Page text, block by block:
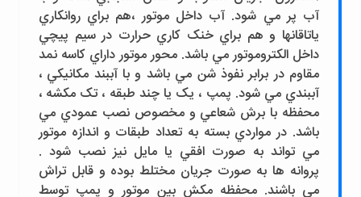
آب پر مي شود. آب داخل موتور ،هم براي روانکاري
ياتاقانها و هم براي خنک کاري حرارت در سيم پيچي
داخل الکتروموتور مي باشد. محور موتور داراي کاسه نمد
مقاوم در برابر نفوذ شن مي باشد و با آببند مکانيکي ،
آببندي مي شود. پمپ ، يک يا چند طبقه ، تک مکشه ،
محفظه با برش شعاعي و مخصوص نصب عمودي مي
باشد. در مواردي بسته به تعداد طبقات و اندازه موتور
مي تواند به صورت افقي يا مايل نيز نصب شود .
پروانه ها به صورت جريان مختلط بوده و قابل تراش
مي باشند. محفظه مکش بين موتور و پمپ توسط